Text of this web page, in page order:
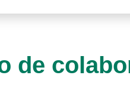
de